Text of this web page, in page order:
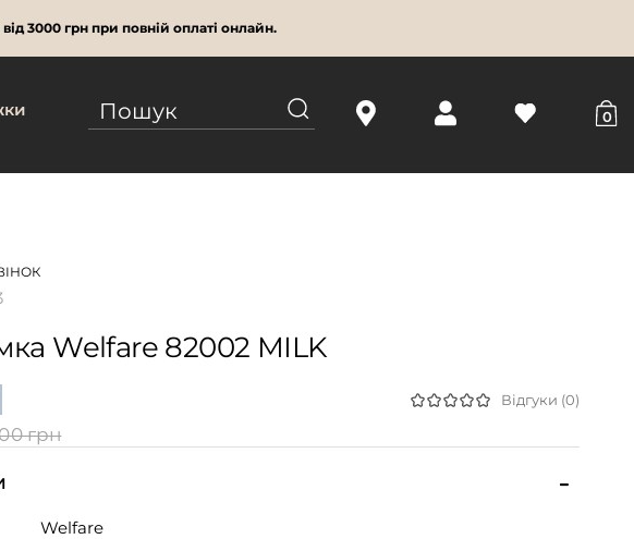
3000 грн при повній оплаті онлайн.
0
Welfare 82002 MILK
Відгуки (0)
грн
Welfare